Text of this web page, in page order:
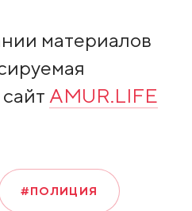
материалов
AMUR.LIFE
#ПОЛИЦИЯ